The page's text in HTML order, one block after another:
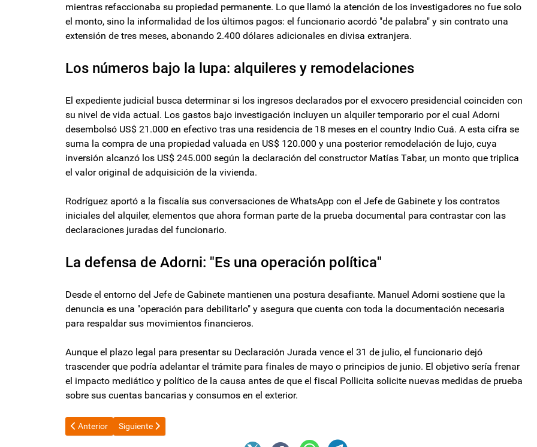
mientras refaccionaba su propiedad permanente. Lo que llamó la atención de los investigadores no fue solo
el monto, sino la informalidad de los últimos pagos: el funcionario acordó "de palabra" y sin contrato una
extensión de tres meses, abonando 2.400 dólares adicionales en divisa extranjera.
Los números bajo la lupa: alquileres y remodelaciones
El expediente judicial busca determinar si los ingresos declarados por el exvocero presidencial coinciden con
su nivel de vida actual. Los gastos bajo investigación incluyen un alquiler temporario por el cual Adorni
desembolsó US$ 21.000 en efectivo tras una residencia de 18 meses en el country Indio Cuá. A esta cifra se
suma la compra de una propiedad valuada en US$ 120.000 y una posterior remodelación de lujo, cuya
inversión alcanzó los US$ 245.000 según la declaración del constructor Matías Tabar, un monto que triplica
el valor original de adquisición de la vivienda.
Rodríguez aportó a la fiscalía sus conversaciones de WhatsApp con el Jefe de Gabinete y los contratos
iniciales del alquiler, elementos que ahora forman parte de la prueba documental para contrastar con las
declaraciones juradas del funcionario.
La defensa de Adorni: "Es una operación política"
Desde el entorno del Jefe de Gabinete mantienen una postura desafiante. Manuel Adorni sostiene que la
denuncia es una "operación para debilitarlo" y asegura que cuenta con toda la documentación necesaria
para respaldar sus movimientos financieros.
Aunque el plazo legal para presentar su Declaración Jurada vence el 31 de julio, el funcionario dejó
trascender que podría adelantar el trámite para finales de mayo o principios de junio. El objetivo sería frenar
el impacto mediático y político de la causa antes de que el fiscal Pollicita solicite nuevas medidas de prueba
sobre sus cuentas bancarias y consumos en el exterior.
Artículo anterior: El Indec da a conocer la inflación de abril que estaría por debajo del 3%
Anterior Artículo siguiente: La provocación de Manuel Quintar junto a su Tesla Cybertruck: "Para que los radikukas me
Siguiente